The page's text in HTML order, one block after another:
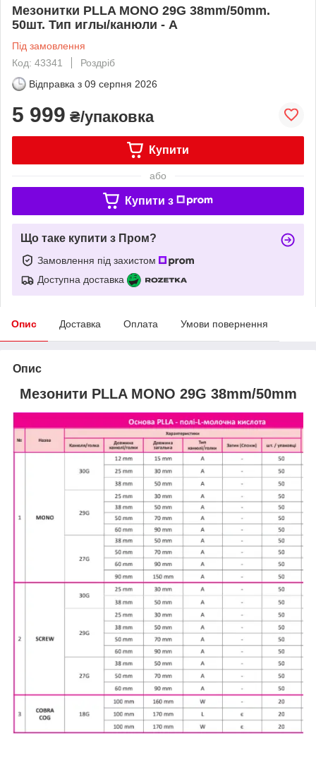
Мезонитки PLLA MONO 29G 38mm/50mm.
50шт. Тип иглы/канюли - A
Під замовлення
Код: 43341
Роздріб
Відправка з 09 серпня 2026
5 999 ₴/упаковка
Купити
або
Купити з
Що таке купити з Пром?
Замовлення під захистом
Доступна доставка
Опис Доставка Оплата Умови повернення
Опис
Мезонити PLLA MONO 29G 38mm/50mm